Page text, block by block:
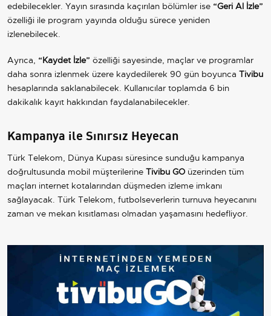
edebilecekler. Yayın sırasında kaçırılan bölümler ise “Geri Al İzle”
özelliği ile program yayında olduğu sürece yeniden
izlenebilecek.
Ayrıca, “Kaydet İzle” özelliği sayesinde, maçlar ve programlar
daha sonra izlenmek üzere kaydedilerek 90 gün boyunca Tivibu
hesaplarında saklanabilecek. Kullanıcılar toplamda 6 bin
dakikalık kayıt hakkından faydalanabilecekler.
Kampanya ile Sınırsız Heyecan
Türk Telekom, Dünya Kupası süresince sunduğu kampanya
doğrultusunda mobil müşterilerine Tivibu GO üzerinden tüm
maçları internet kotalarından düşmeden izleme imkanı
sağlayacak. Türk Telekom, futbolseverlerin turnuva heyecanını
zaman ve mekan kısıtlaması olmadan yaşamasını hedefliyor.